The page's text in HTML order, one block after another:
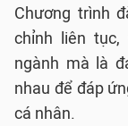
Chương trình
chỉnh liên
ngành mà là
nhau để đáp
cá nhân.